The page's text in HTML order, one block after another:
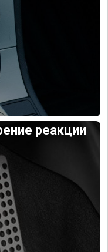
реакции